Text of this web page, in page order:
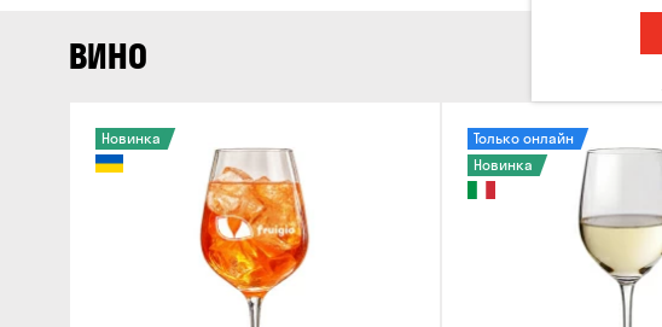
ВИНО
Новинка
Только онлайн
Новинка